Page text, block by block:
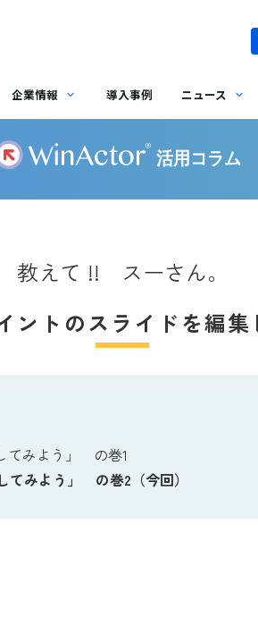
企業情報 導入事例 ニュース
教えて !! スーさん。
ントのスライドを編
てみよう」 の巻1
みよう」 の巻2（今回）